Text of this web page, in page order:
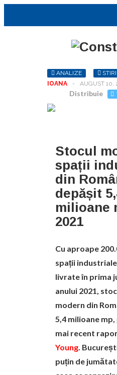
ANALIZE STIRI
IOANA
- AUGUST 10,
Distribuie
Stocul
spații
din
depășit
milioane
2021
Cu aproape
spații
livrate în prima
anului 2021,
modern din
5,4 milioane
mai recent
Young .
puțin de